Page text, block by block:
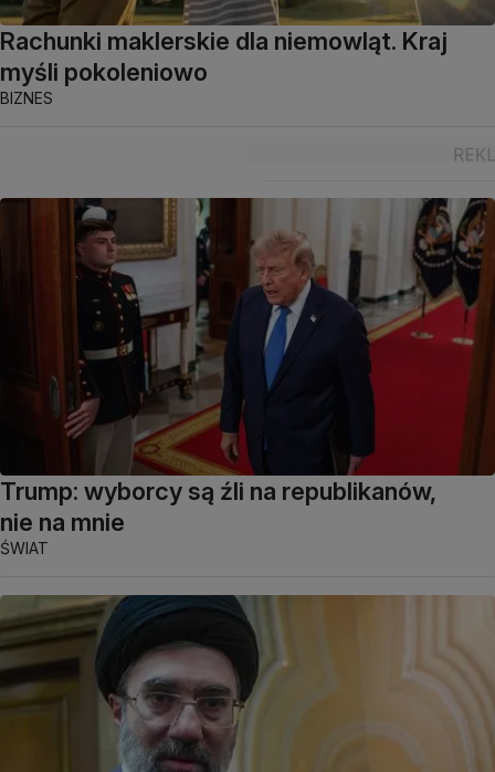
Rachunki maklerskie dla niemowląt. Kraj
myśli pokoleniowo
BIZNES
Trump: wyborcy są źli na republikanów,
nie na mnie
ŚWIAT